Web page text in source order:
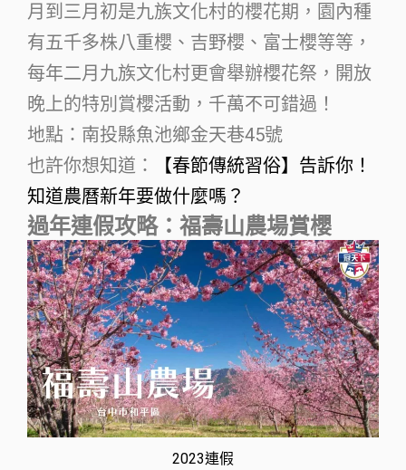
月到三月初是九族文化村的櫻花期，園內種
有五千多株八重櫻、吉野櫻、富士櫻等等，
每年二月九族文化村更會舉辦櫻花祭，開放
晚上的特別賞櫻活動，千萬不可錯過！
地點：南投縣魚池鄉金天巷45號
也許你想知道：
【春節傳統習俗】告訴你！
知道農曆新年要做什麼嗎？
過年連假攻略：福壽山農場賞櫻
2023連假